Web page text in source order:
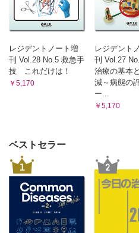
レジデントノート増
刊 Vol.28 No.5 救急手
技 これだけは！
￥5,170
レジデント
刊 Vol.27
治療の基本
減～病態の
ー...
￥5,170
ベストセラー
1 2